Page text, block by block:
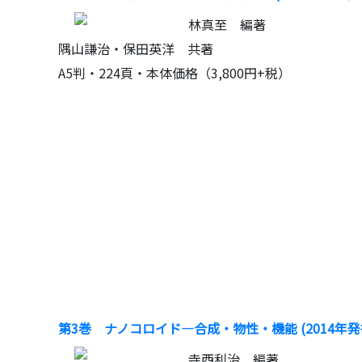
林真至 編著
隅山謙治・保田英洋 共著
A5判・224頁・本体価格（3,800円+税）
第3巻 ナノコロイド―合成・物性・機能 (2014年